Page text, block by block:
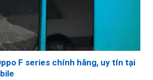
F series chính hãng, uy tín tại